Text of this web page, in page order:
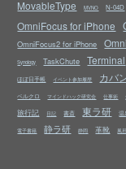
MovableType MVNO N-04D
OmniFocus for iPhone
OmniFocus2 for iPhone
Synology TaskChute Terminal
ほぼ日手帳 イベント参加履歴 カバ
ベルクロ マインドハック研究会 仕事術
旅行記 日記 書斎 東ラ研 温
電子書籍 静ラ研 静岡 革靴 風邪